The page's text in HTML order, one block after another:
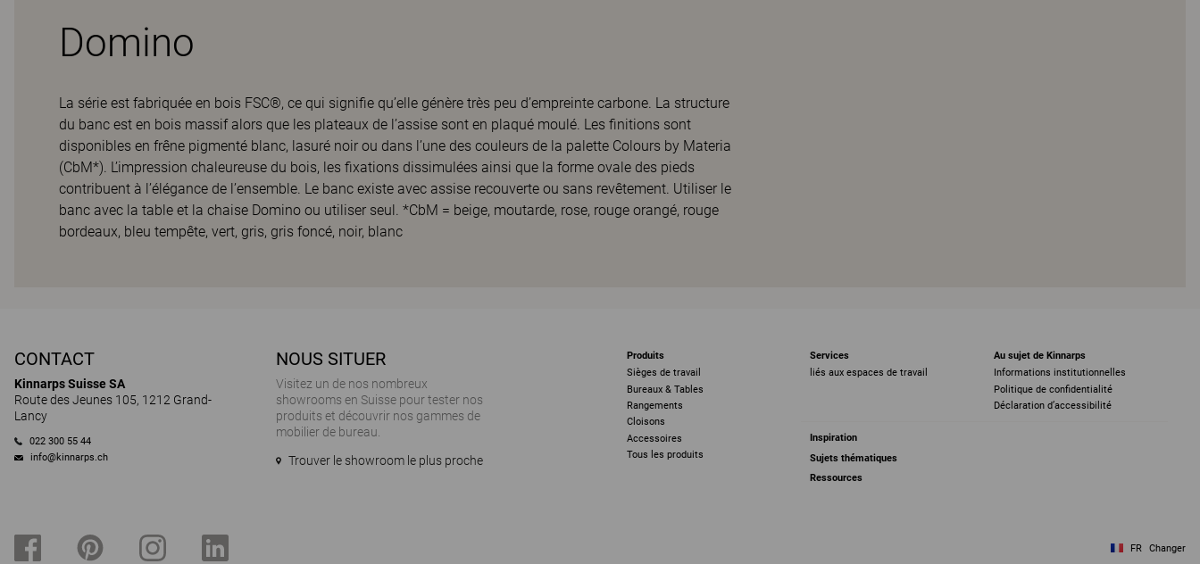
Domino
La série est fabriquée en bois FSC®, ce qui signifie qu’elle génère très peu d’empreinte carbone. La structure
du banc est en bois massif alors que les plateaux de l’assise sont en plaqué moulé. Les finitions sont
disponibles en frêne pigmenté blanc, lasuré noir ou dans l’une des couleurs de la palette Colours by Materia
(CbM*). L’impression chaleureuse du bois, les fixations dissimulées ainsi que la forme ovale des pieds
contribuent à l’élégance de l’ensemble. Le banc existe avec assise recouverte ou sans revêtement. Utiliser le
banc avec la table et la chaise Domino ou utiliser seul. *CbM = beige, moutarde, rose, rouge orangé, rouge
bordeaux, bleu tempête, vert, gris, gris foncé, noir, blanc
CONTACT
Kinnarps Suisse SA
Route des Jeunes 105, 1212 Grand-
Lancy
022 300 55 44
info@kinnarps.ch
NOUS SITUER
Visitez un de nos nombreux
showrooms en Suisse pour tester nos
produits et découvrir nos gammes de
mobilier de bureau.
Trouver le showroom le plus proche
Produits
Sièges de travail
Bureaux & Tables
Rangements
Cloisons
Accessoires
Tous les produits
Services
liés aux espaces de travail
Au sujet de Kinnarps
Informations institutionnelles
Politique de confidentialité
Déclaration d’accessibilité
Inspiration
Sujets thématiques
Ressources
FR Changer